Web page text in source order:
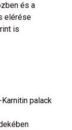
és a
elérése
is
palack